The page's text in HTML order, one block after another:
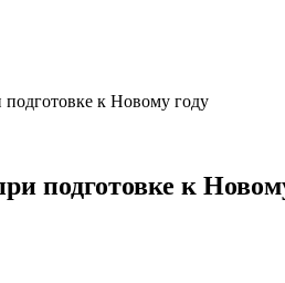
к Новому году
подготовке к